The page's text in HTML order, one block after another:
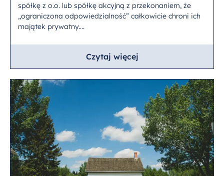
spółkę z o.o. lub spółkę akcyjną z przekonaniem, że
„ograniczona odpowiedzialność” całkowicie chroni ich
majątek prywatny....
Czytaj więcej